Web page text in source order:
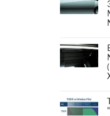
Bóng đèn
Broquet
Các gói
Các thiết